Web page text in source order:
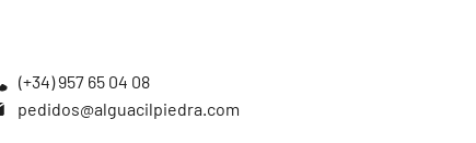
(+34) 957 65 04 08
pedidos@alguacilpiedra.com